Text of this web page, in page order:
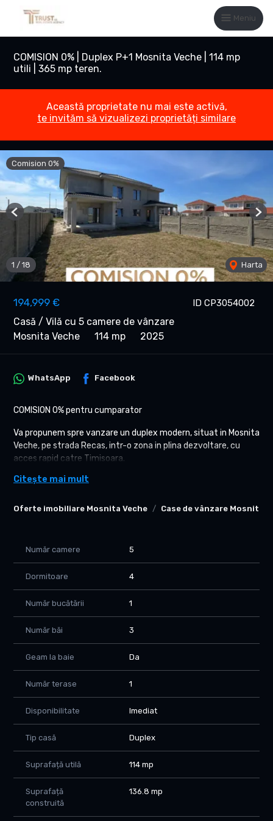
Meniu
COMISION 0% | Duplex P+1 Mosnita Veche | 114 mp
utili | 365 mp teren.
Această proprietate nu mai este activă,
te invităm să vizualizezi proprietăți similare
ID CP3054002
194,999 €
Casă / Vilă cu 5 camere de vânzare
Mosnita Veche
114 mp 2025
Comision 0%
1 / 18 Harta
Previous
Oferte imobiliare Mosnita Veche Case de vânzare Mosnita
WhatsApp Facebook
COMISION 0% pentru cumparator
Va propunem spre vanzare un duplex modern, situat in Mosnita
Veche, pe strada Recas, intr-o zona in plina dezvoltare, cu
acces rapid catre Timisoara.
cheie, avand o suprafata utila de aproximativ 114 mp si teren
Proprietatea se remarca prin compartimentare eficienta,
Parter:
- Living + zona de dining (~20 mp)
- Bucatarie separata (~12 mp)
- Dormitor
- Baie
- Spatiu de depozitare
- Hol
- Terasa acoperita
- 2 dormitoare
- Birou (poate fi dormitor)
- Dressing
Compartimentarea permite separarea clara a zonei de zi fata
de zona de noapte.
Dotari si constructie:
Citește mai mult
Număr camere 5
Dormitoare 4
Număr bucătării 1
Număr băi 3
Geam la baie Da
Număr terase 1
Disponibilitate Imediat
Tip casă Duplex
Suprafață utilă 114 mp
Suprafață
construită
136.8 mp